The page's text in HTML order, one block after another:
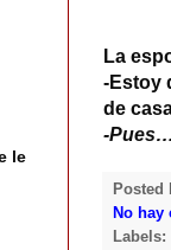
La
-Estoy
de
-
No
Labels:
le